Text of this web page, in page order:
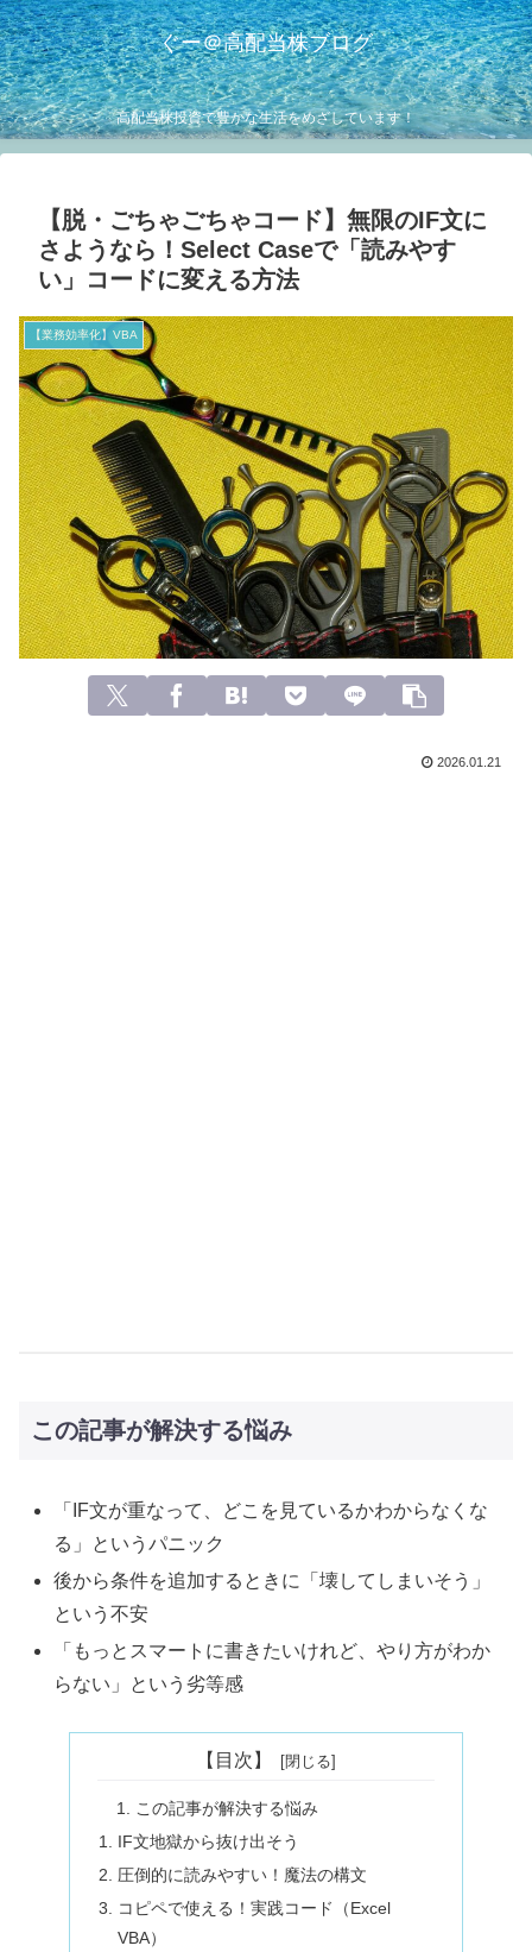
ぐー＠高配当株ブログ
高配当株投資で豊かな生活をめざしています！
【脱・ごちゃごちゃコード】無限のIF文に
さようなら！Select Caseで「読みやす
い」コードに変える方法
【業務効率化】VBA
2026.01.21
この記事が解決する悩み
「IF文が重なって、どこを見ているかわからなくな
る」というパニック
後から条件を追加するときに「壊してしまいそう」
という不安
「もっとスマートに書きたいけれど、やり方がわか
らない」という劣等感
【目次】
この記事が解決する悩み
IF文地獄から抜け出そう
圧倒的に読みやすい！魔法の構文
コピペで使える！実践コード（Excel
VBA）